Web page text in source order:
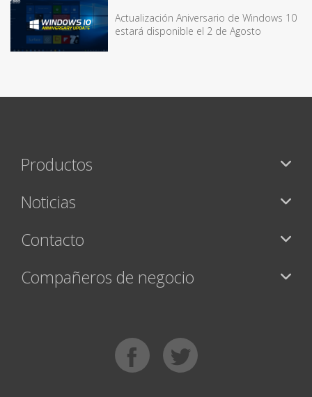
Actualización Aniversario de Windows 10
estará disponible el 2 de Agosto
Productos
Noticias
Contacto
Compañeros de negocio